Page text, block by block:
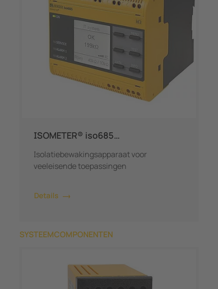
ISOMETER® iso685…
Isolatiebewakingsapparaat voor
veeleisende toepassingen
Details
SYSTEEMCOMPONENTEN